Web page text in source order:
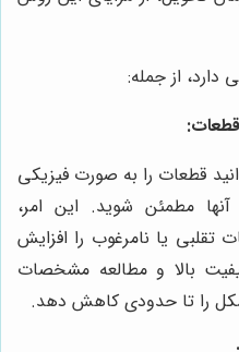
دارد، از جمله:
قطعات را به صورت فیزیکی
مطمئن شوید. این امر،
یا نامرغوب را افزایش
بالا و مطالعه مشخصات
را تا حدودی کاهش دهد.